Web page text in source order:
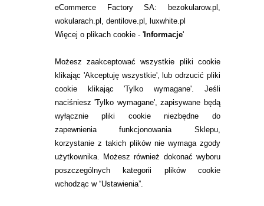
eCommerce Factory SA: bezokularow.pl,
wokularach.pl, dentilove.pl, luxwhite.pl
Więcej o plikach cookie - 'Informacje'
Możesz zaakceptować wszystkie pliki cookie
klikając 'Akceptuję wszystkie', lub odrzucić pliki
cookie klikając 'Tylko wymagane'. Jeśli
naciśniesz 'Tylko wymagane', zapisywane będą
wyłącznie pliki cookie niezbędne do
zapewnienia funkcjonowania Sklepu,
korzystanie z takich plików nie wymaga zgody
użytkownika. Możesz również dokonać wyboru
poszczególnych kategorii plików cookie
wchodząc w “Ustawienia”.
RANKINGI SOCZEWEK
SOCZEWKI KOLOROWE
Zwrot (odstąpienie od umowy)
ZMIEŃ USTAWIENIA ZGODY NA CIASTECZKA
KONTAKT
telefon:
22 113 44 42
telefon:
732 08 08 72